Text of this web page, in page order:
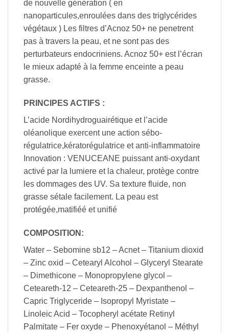
de nouvelle génération ( en
nanoparticules,enroulées dans des triglycérides
végétaux ) Les filtres d’Acnoz 50+ ne penetrent
pas à travers la peau, et ne sont pas des
perturbateurs endocriniens. Acnoz 50+ est l’écran
le mieux adapté à la femme enceinte a peau
grasse.
PRINCIPES ACTIFS :
L’acide Nordihydroguairétique et l’acide
oléanolique exercent une action sébo-
régulatrice,kératorégulatrice et anti-inflammatoire
Innovation : VENUCEANE puissant anti-oxydant
activé par la lumiere et la chaleur, protège contre
les dommages des UV. Sa texture fluide, non
grasse sétale facilement. La peau est
protégée,matifiéé et unifié
COMPOSITION:
Water – Sebomine sb12 – Acnet – Titanium dioxid
– Zinc oxid – Cetearyl Alcohol – Glyceryl Stearate
– Dimethicone – Monopropylene glycol –
Ceteareth-12 – Ceteareth-25 – Dexpanthenol –
Capric Triglyceride – Isopropyl Myristate –
Linoleic Acid – Tocopheryl acétate Retinyl
Palmitate – Fer oxyde – Phenoxyétanol – Méthyl